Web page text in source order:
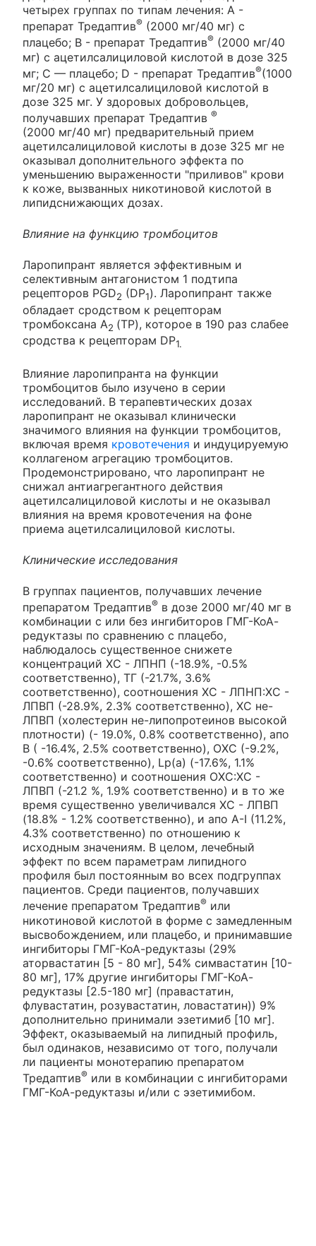
четырех группах по типам лечения: А -
препарат Тредаптив® (2000 мг/40 мг) с
плацебо; В - препарат Тредаптив® (2000 мг/40
мг) с ацетилсалициловой кислотой в дозе 325
мг; С — плацебо; D - препарат Тредаптив®(1000
мг/20 мг) с ацетилсалициловой кислотой в
дозе 325 мг. У здоровых добровольцев,
получавших препарат Тредаптив ®
(2000 мг/40 мг) предварительный прием
ацетилсалициловой кислоты в дозе 325 мг не
оказывал дополнительного эффекта по
уменьшению выраженности "приливов" крови
к коже, вызванных никотиновой кислотой в
липидснижающих дозах.
Влияние на функцию тромбоцитов
Ларопипрант является эффективным и
селективным антагонистом 1 подтипа
рецепторов PGD2 (DP1). Ларопипрант также
обладает сродством к рецепторам
тромбоксана А2 (TP), которое в 190 раз слабее
сродства к рецепторам DP1.
Влияние ларопипранта на функции
тромбоцитов было изучено в серии
исследований. В терапевтических дозах
ларопипрант не оказывал клинически
значимого влияния на функции тромбоцитов,
включая время кровотечения и индуцируемую
коллагеном агрегацию тромбоцитов.
Продемонстрировано, что ларопипрант не
снижал антиагрегантного действия
ацетилсалициловой кислоты и не оказывал
влияния на время кровотечения на фоне
приема ацетилсалициловой кислоты.
Клинические исследования
В группах пациентов, получавших лечение
препаратом Тредаптив® в дозе 2000 мг/40 мг в
комбинации с или без ингибиторов ГМГ-КоА-
редуктазы по сравнению с плацебо,
наблюдалось существенное снижете
концентраций ХС - ЛПНП (-18.9%, -0.5%
соответственно), ТГ (-21.7%, 3.6%
соответственно), соотношения ХС - ЛПНП:ХС -
ЛПВП (-28.9%, 2.3% соответственно), ХС не-
ЛПВП (холестерин не-липопротеинов высокой
плотности) (- 19.0%, 0.8% соответственно), апо
В ( -16.4%, 2.5% соответственно), ОХС (-9.2%,
-0.6% соответственно), Lp(a) (-17.6%, 1.1%
соответственно) и соотношения ОХС:ХС -
ЛПВП (-21.2 %, 1.9% соответственно) и в то же
время существенно увеличивался ХС - ЛПВП
(18.8% - 1.2% соответственно), и апо A-I (11.2%,
4.3% соответственно) по отношению к
исходным значениям. В целом, лечебный
эффект по всем параметрам липидного
профиля был постоянным во всех подгруппах
пациентов. Среди пациентов, получавших
лечение препаратом Тредаптив® или
никотиновой кислотой в форме с замедленным
высвобождением, или плацебо, и принимавшие
ингибиторы ГМГ-КоА-редуктазы (29%
аторвастатин [5 - 80 мг], 54% симвастатин [10-
80 мг], 17% другие ингибиторы ГМГ-КоА-
редуктазы [2.5-180 мг] (правастатин,
флувастатин, розувастатин, ловастатин)) 9%
дополнительно принимали эзетимиб [10 мг].
Эффект, оказываемый на липидный профиль,
был одинаков, независимо от того, получали
ли пациенты монотерапию препаратом
Тредаптив® или в комбинации с ингибиторами
ГМГ-КоА-редуктазы и/или с эзетимибом.